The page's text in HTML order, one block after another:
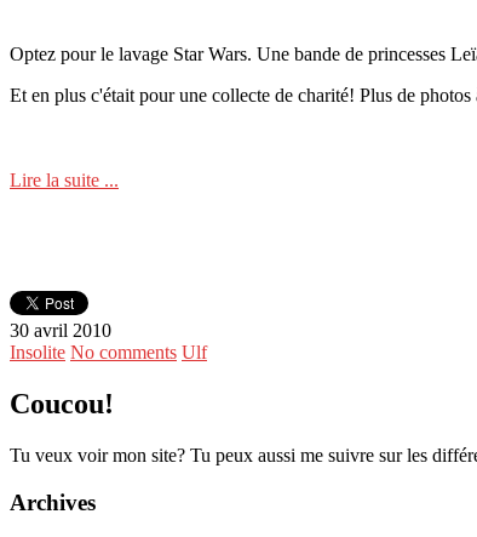
Optez pour le lavage Star Wars. Une bande de princesses
Et en plus c'était pour une collecte de charité! Plus de photos
Lire la suite ...
30 avril 2010
Insolite No comments Ulf
Coucou!
Tu veux voir mon site? Tu peux aussi me suivre sur les
Archives